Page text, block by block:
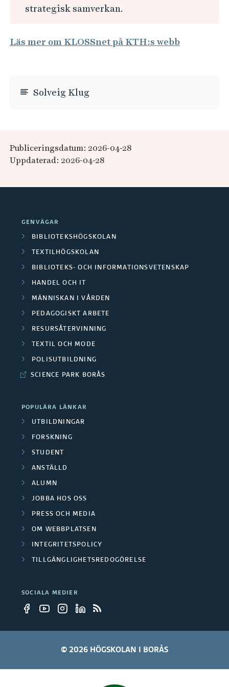
strategisk samverkan.
Läs mer om KLOSSnet på KTH:s webb
Solveig Klug
Publiceringsdatum: 2026-04-28
Uppdaterad: 2026-04-28
GENVÄGAR
BIBLIOTEKSHÖGSKOLAN
TEXTILHÖGSKOLAN
BIBLIOTEKS- OCH INFORMATIONSVETENSKAP
HANDEL OCH IT
MÄNNISKAN I VÅRDEN
PEDAGOGISKT ARBETE
RESURSÅTERVINNING
TEXTIL OCH MODE
POLISUTBILDNING
SCIENCE PARK BORÅS
POPULÄRA LÄNKAR
UTBILDNINGAR
FORSKNING
STUDENT
ANSTÄLLD
ALUMN
JOBBA HOS OSS
PRESS OCH MEDIA
OM WEBBPLATSEN
INTEGRITETSPOLICY
TILLGÄNGLIGHETSREDOGÖRELSE
SOCIALA MEDIER
© 2026 HÖGSKOLAN I BORÅS